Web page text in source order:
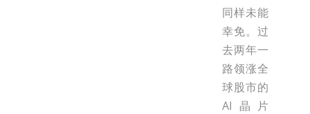
同样未能
幸免。过
去两年一
路领涨全
球股市的
AI晶片